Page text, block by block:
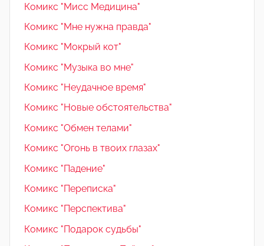
Комикс "Мисс Медицина"
Комикс "Мне нужна правда"
Комикс "Мокрый кот"
Комикс "Музыка во мне"
Комикс "Неудачное время"
Комикс "Новые обстоятельства"
Комикс "Обмен телами"
Комикс "Огонь в твоих глазах"
Комикс "Падение"
Комикс "Переписка"
Комикс "Перспектива"
Комикс "Подарок судьбы"